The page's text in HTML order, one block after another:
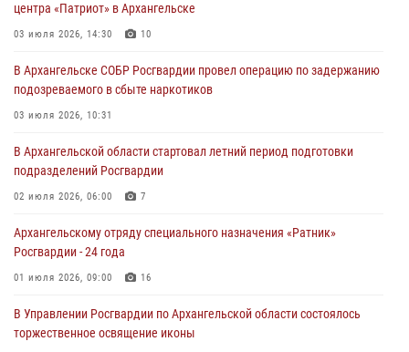
центра «Патриот» в Архангельске
03 июля 2026, 14:30 10
В Архангельске СОБР Росгвардии провел операцию по задержанию
подозреваемого в сбыте наркотиков
03 июля 2026, 10:31
В Архангельской области стартовал летний период подготовки
подразделений Росгвардии
02 июля 2026, 06:00 7
Архангельскому отряду специального назначения «Ратник»
Росгвардии - 24 года
01 июля 2026, 09:00 16
В Управлении Росгвардии по Архангельской области состоялось
торжественное освящение иконы